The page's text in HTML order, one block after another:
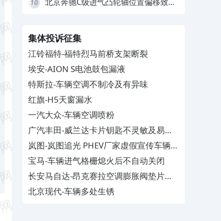
10
集体投诉征集
江铃福特-福特烈马前桥支架断裂
埃安-AION S电池鼓包漏液
特斯拉-车辆空调不制冷及有异味
红旗-H5天窗漏水
一汽大众-车辆空调喷粉
广汽丰田-威兰达卡片钥匙不灵敏及易消
磁
岚图-岚图追光 PHEV厂家虚假宣传车辆配
置与功能
宝马-车辆进气格栅熄火后不自动关闭
长安马自达-昂克赛拉空调膨胀阀垫片生
锈
北京现代-车辆多处生锈